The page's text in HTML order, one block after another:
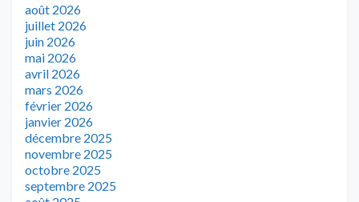
août 2026
juillet 2026
juin 2026
mai 2026
avril 2026
mars 2026
février 2026
janvier 2026
décembre 2025
novembre 2025
octobre 2025
septembre 2025